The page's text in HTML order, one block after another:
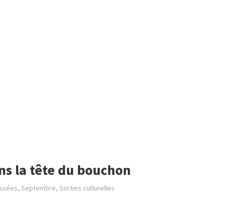
la tête du bouchon
, Septembre, Sorties culturelles